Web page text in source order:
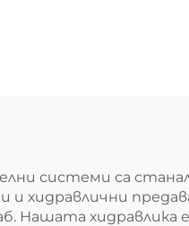
системи са
и хидравлични
Нашата хидравлика